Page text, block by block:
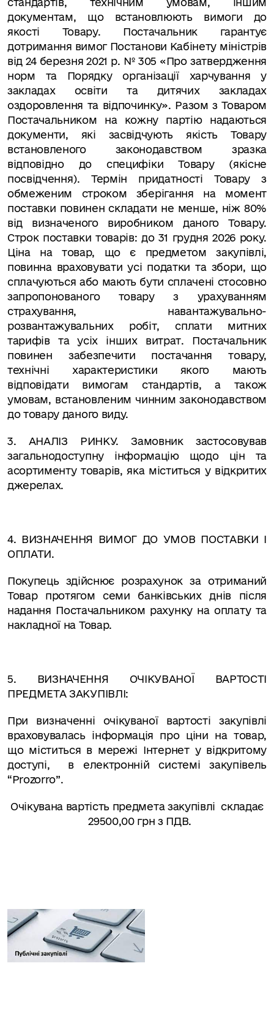
документам, що встановлюють вимоги до
якості Товару. Постачальник гарантує
дотримання вимог Постанови Кабінету міністрів
від 24 березня 2021 р. № 305 «Про затвердження
норм та Порядку організації харчування у
закладах освіти та дитячих закладах
оздоровлення та відпочинку». Разом з Товаром
Постачальником на кожну партію надаються
документи, які засвідчують якість Товару
встановленого законодавством зразка
відповідно до специфіки Товару (якісне
посвідчення). Термін придатності Товару з
обмеженим строком зберігання на момент
поставки повинен складати не менше, ніж 80%
від визначеного виробником даного Товару.
Строк поставки товарів: до 31 грудня 2026 року.
Ціна на товар, що є предметом закупівлі,
повинна враховувати усі податки та збори, що
сплачуються або мають бути сплачені стосовно
запропонованого товару з урахуванням
страхування, навантажувально-
розвантажувальних робіт, сплати митних
тарифів та усіх інших витрат. Постачальник
повинен забезпечити постачання товару,
технічні характеристики якого мають
відповідати вимогам стандартів, а також
умовам, встановленим чинним законодавством
до товару даного виду.
3. АНАЛІЗ РИНКУ.Замовник застосовував
загальнодоступну інформацію щодо цін та
асортименту товарів, яка міститься у відкритих
джерелах.
4. ВИЗНАЧЕННЯ ВИМОГ ДО УМОВ ПОСТАВКИ І
ОПЛАТИ.
Покупець здійснює розрахунок за отриманий
Товар протягом семи банківських днів після
надання Постачальником рахунку на оплату та
накладної на Товар.
5. ВИЗНАЧЕННЯ ОЧІКУВАНОЇ ВАРТОСТІ
ПРЕДМЕТА ЗАКУПІВЛІ:
При визначенні очікуваної вартості закупівлі
враховувалась інформація про ціни на товар,
що міститься в мережі Інтернет у відкритому
доступі,
в електронній системі закупівель
“Prozorro”.
Очікувана вартість предмета закупівлі складає
29500,00 грн з ПДВ.